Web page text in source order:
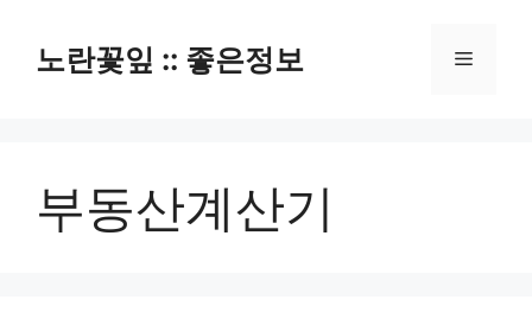
노란꽃잎 :: 좋은정보 메
부동산계산기